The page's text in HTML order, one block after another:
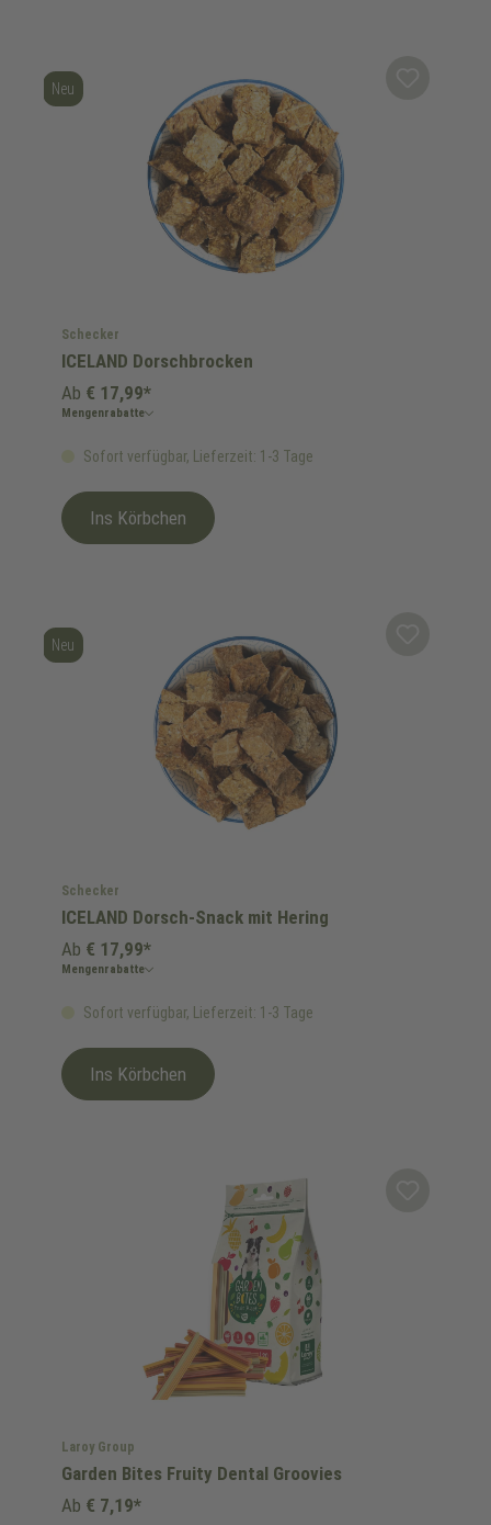
Neu
Schecker
ICELAND Dorschbrocken
Sofort verfügbar, Lieferzeit: 1-3 Tage
Ab € 17,99*
Mengenrabatte
Ins Körbchen
Neu
Schecker
ICELAND Dorsch-Snack mit Hering
Sofort verfügbar, Lieferzeit: 1-3 Tage
Ab € 17,99*
Mengenrabatte
Ins Körbchen
Laroy Group
Garden Bites Fruity Dental Groovies
Ab € 7,19*